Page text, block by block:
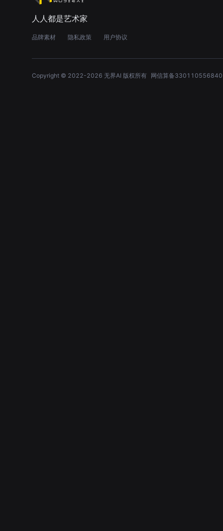
人人都是艺术家
品牌素材 隐私政策 用户协议
Copyright © 2022-2026 无界AI 版权所有 网信算备